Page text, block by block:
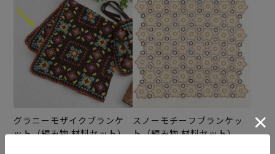
グラニーモザイクブランケ
ット（編み物 材料セット）
スノーモチーフブランケッ
ト（編み物 材料セット）